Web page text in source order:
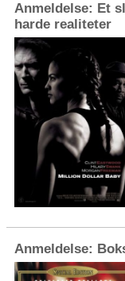
Anmeldelse: Et
harde realiteter
Anmeldelse: